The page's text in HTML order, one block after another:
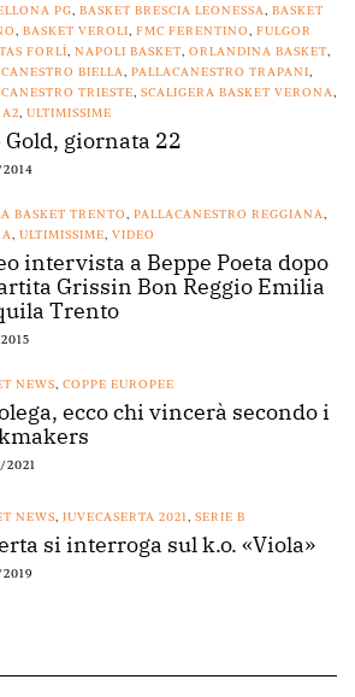
PG, BASKET BRESCIA LEONESSA, BASKET
, BASKET VEROLI, FMC FERENTINO, FULGOR
FORLÌ, NAPOLI BASKET, ORLANDINA BASKET,
BIELLA, PALLACANESTRO TRAPANI,
TRIESTE, SCALIGERA BASKET VERONA,
A2, ULTIMISSIME
Gold, giornata 22
BASKET TRENTO, PALLACANESTRO REGGIANA,
A, ULTIMISSIME, VIDEO
intervista a Beppe Poeta dopo
Grissin Bon Reggio Emilia
Trento
NEWS, COPPE EUROPEE
ecco chi vincerà secondo i
NEWS, JUVECASERTA 2021, SERIE B
si interroga sul k.o. «Viola»